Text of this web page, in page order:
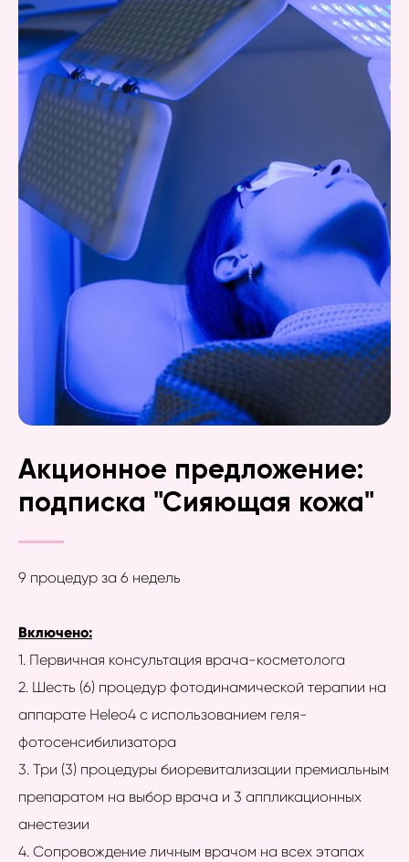
Акционное предложение:
подписка "Сияющая кожа"
9 процедур за 6 недель
Включено:
1. Первичная консультация врача-косметолога
2. Шесть (6) процедур фотодинамической терапии на
аппарате Heleo4 с использованием геля-
фотосенсибилизатора
3. Три (3) процедуры биоревитализации премиальным
препаратом на выбор врача и 3 аппликационных
анестезии
4. Сопровождение личным врачом на всех этапах